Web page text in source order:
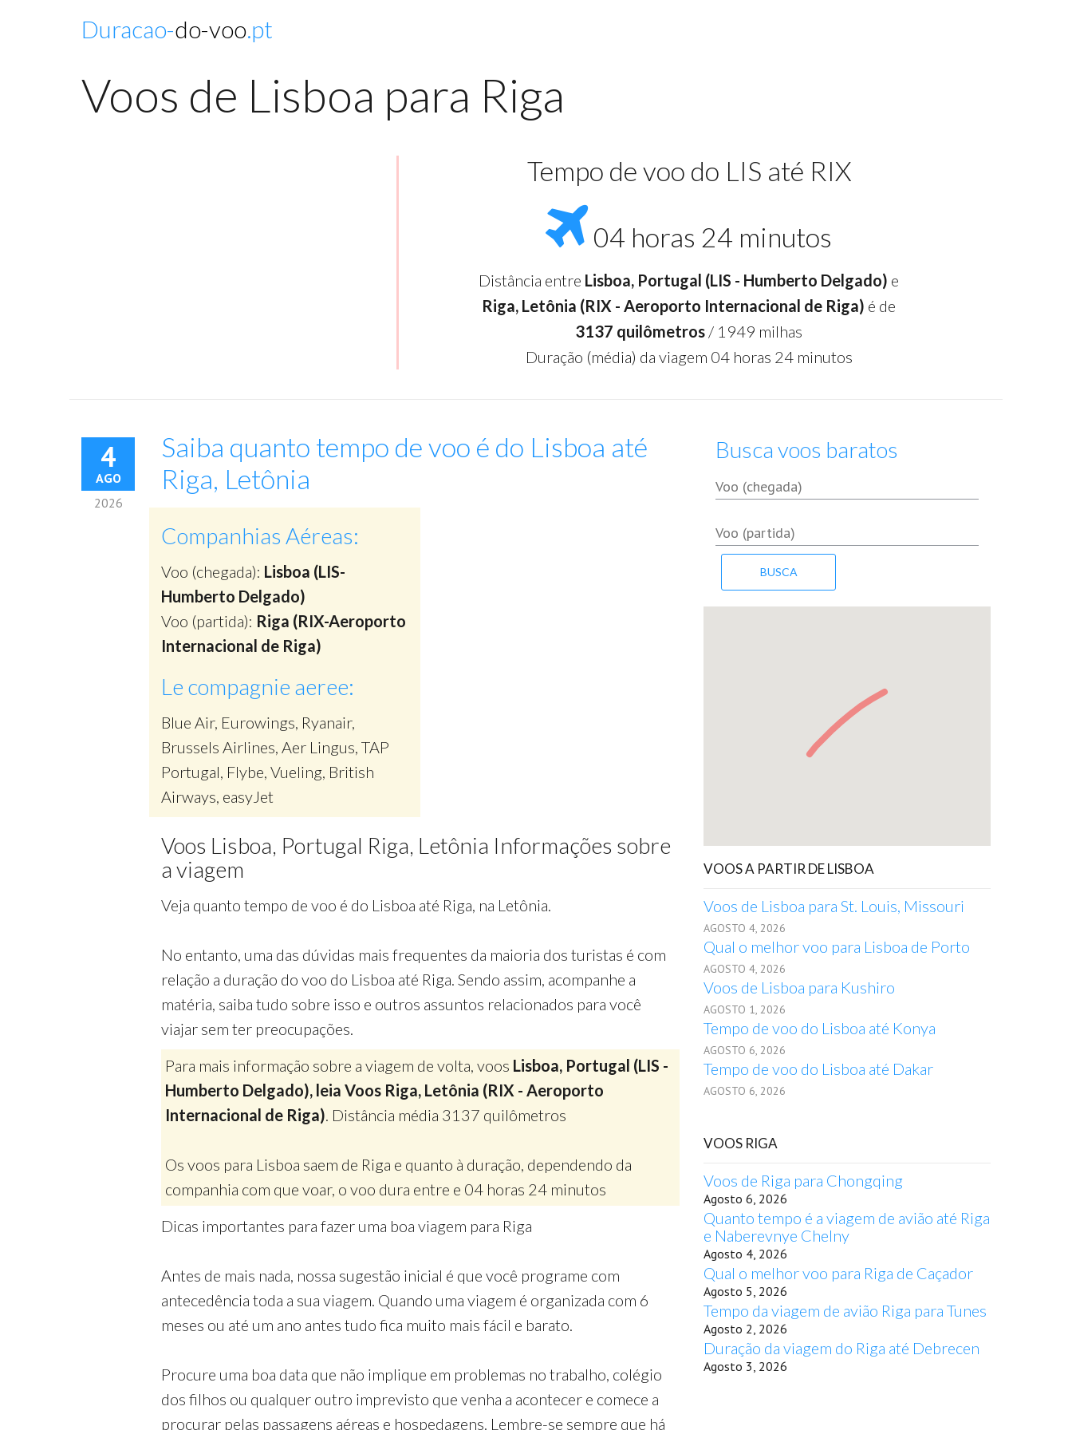
Duracao-do-voo.pt
Voos de Lisboa para Riga
Tempo de voo do LIS até RIX
04 horas 24 minutos
Distância entre Lisboa, Portugal (LIS - Humberto Delgado) e
Riga, Letônia (RIX - Aeroporto Internacional de Riga) é de
3137 quilômetros / 1949 milhas
Duração (média) da viagem 04 horas 24 minutos
4
AGO
2026
Saiba quanto tempo de voo é do Lisboa até
Riga, Letônia
Companhias Aéreas:
Voo (chegada): Lisboa (LIS-
Humberto Delgado)
Voo (partida): Riga (RIX-Aeroporto
Internacional de Riga)
Le compagnie aeree:
Blue Air, Eurowings, Ryanair,
Brussels Airlines, Aer Lingus, TAP
Portugal, Flybe, Vueling, British
Airways, easyJet
Voos Lisboa, Portugal Riga, Letônia Informações sobre
a viagem
Veja quanto tempo de voo é do Lisboa até Riga, na Letônia.
No entanto, uma das dúvidas mais frequentes da maioria dos turistas é com
relação a duração do voo do Lisboa até Riga. Sendo assim, acompanhe a
matéria, saiba tudo sobre isso e outros assuntos relacionados para você
viajar sem ter preocupações.
Para mais informação sobre a viagem de volta, voos Lisboa, Portugal (LIS -
Humberto Delgado), leia Voos Riga, Letônia (RIX - Aeroporto
Internacional de Riga). Distância média 3137 quilômetros
Os voos para Lisboa saem de Riga e quanto à duração, dependendo da
companhia com que voar, o voo dura entre e 04 horas 24 minutos
Dicas importantes para fazer uma boa viagem para Riga
Antes de mais nada, nossa sugestão inicial é que você programe com
antecedência toda a sua viagem. Quando uma viagem é organizada com 6
meses ou até um ano antes tudo fica muito mais fácil e barato.
Procure uma boa data que não implique em problemas no trabalho, colégio
dos filhos ou qualquer outro imprevisto que venha a acontecer e comece a
procurar pelas passagens aéreas e hospedagens. Lembre-se sempre que há
Busca voos baratos
VOOS A PARTIR DE LISBOA
Voos de Lisboa para St. Louis, Missouri
AGOSTO 4, 2026
Qual o melhor voo para Lisboa de Porto
AGOSTO 4, 2026
Voos de Lisboa para Kushiro
AGOSTO 1, 2026
Tempo de voo do Lisboa até Konya
AGOSTO 6, 2026
Tempo de voo do Lisboa até Dakar
AGOSTO 6, 2026
VOOS RIGA
Voos de Riga para Chongqing
Agosto 6, 2026
Quanto tempo é a viagem de avião até Riga
e Naberevnye Chelny
Agosto 4, 2026
Qual o melhor voo para Riga de Caçador
Agosto 5, 2026
Tempo da viagem de avião Riga para Tunes
Agosto 2, 2026
Duração da viagem do Riga até Debrecen
Agosto 3, 2026